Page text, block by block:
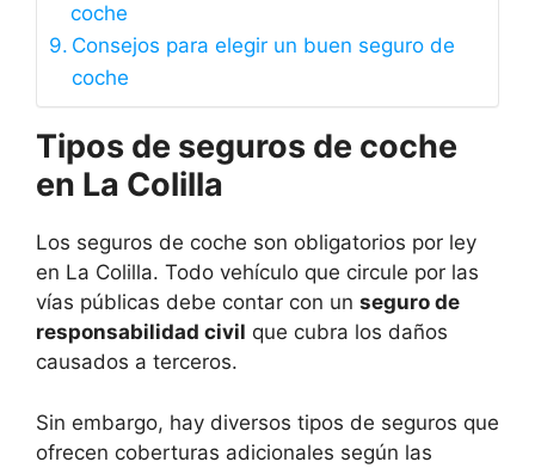
coche
Consejos para elegir un buen seguro de
coche
Tipos de seguros de coche
en La Colilla
Los seguros de coche son obligatorios por ley
en La Colilla. Todo vehículo que circule por las
vías públicas debe contar con un seguro de
responsabilidad civil que cubra los daños
causados a terceros.
Sin embargo, hay diversos tipos de seguros que
ofrecen coberturas adicionales según las